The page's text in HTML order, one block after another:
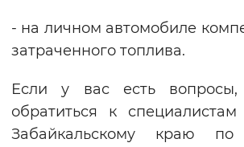
- на личном автомобиле
затраченного топлива.
Если у вас есть
обратиться к
Забайкальскому краю по